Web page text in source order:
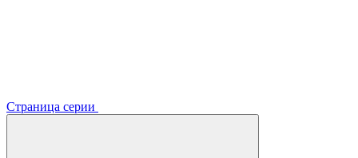
Страница серии